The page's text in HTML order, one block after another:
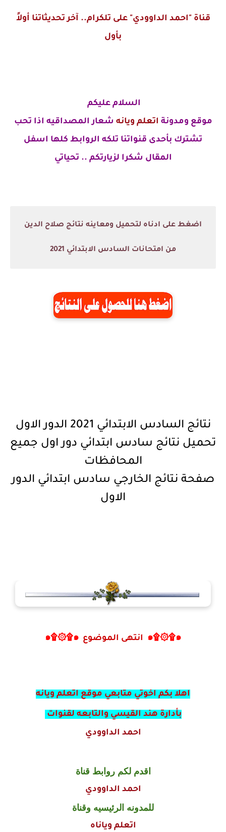
قناة "احمد الداوودي" على تلكرام.. آخر تحديثاتنا أولاً
بأول
السلام عليكم
موقع ومدونة اتعلم ويانه شعار المصداقيه اذا تحب
تشترك بأحدى قنواتنا تلكه الروابط كلها اسفل
المقال شكرا لزيارتكم .. تحياتي
اضغط على ادناه لتحميل ومعاينه نتائج صلاح الدين
من امتحانات السادس الابتدائي 2021
نتائج السادس الابتدائي 2021 الدور الاول
تحميل نتائج سادس ابتدائي دور اول جميع
المحافظات
صفحة نتائج الخارجي سادس ابتدائي الدور
الاول
๑۩۞۩๑ انتهى الموضوع ๑۩۞۩๑
اهلا بكم اخوتي متابعي موقع اتعلم ويانه
بأدارة هند القيسي والتابعه لقنوات
احمد الداوودي
اقدم لكم روابط قناة
احمد الداوودي
للمدونه الرئيسيه وقناة
اتعلم وياناه